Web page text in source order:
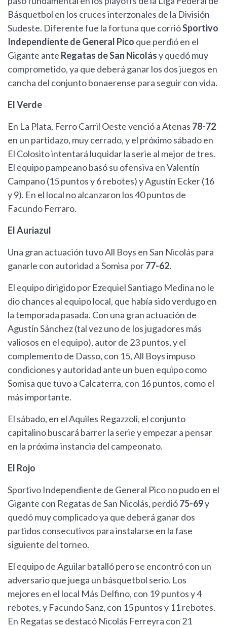
Básquetbol en los cruces interzonales de la División
Sudeste. Diferente fue la fortuna que corrióSportivo
Independiente de General Pico que perdió en el
Gigante ante Regatas de San Nicolásy quedó muy
comprometido, ya que deberá ganar los dos juegos en
cancha del conjunto bonaerense para seguir con vida.
El Verde
En La Plata, Ferro Carril Oeste venció a Atenas 78-72
en un partidazo, muy cerrado, y el próximo sábado en
El Colosito intentará luquidar la serie al mejor de tres.
El equipo pampeano basó su ofensiva en Valentín
Campano (15 puntos y 6 rebotes) y Agustín Ecker (16
y 9). En el local no alcanzaron los 40 puntos de
Facundo Ferraro.
El Auriazul
Una gran actuación tuvo All Boys en San Nicolás para
ganarle con autoridad a Somisa por77-62.
El equipo dirigido por Ezequiel Santiago Medina no le
dio chances al equipo local, que había sido verdugo en
la temporada pasada. Con una gran actuación de
Agustín Sánchez (tal vez uno de los jugadores más
valiosos en el equipo), autor de 23 puntos, y el
complemento de Dasso, con 15, All Boys impuso
condiciones y autoridad ante un buen equipo como
Somisa que tuvo a Calcaterra, con 16 puntos, como el
más importante.
El sábado, en el Aquiles Regazzoli, el conjunto
capitalino buscará barrer la serie y empezar a pensar
en la próxima instancia del campeonato.
El Rojo
Sportivo Independiente de General Pico no pudo en el
Gigante con Regatas de San Nicolás, perdió75-69y
quedó muy complicado ya que deberá ganar dos
partidos consecutivos para instalarse en la fase
siguiente del torneo.
El equipo de Aguilar batalló pero se encontró con un
adversario que juega un básquetbol serio. Los
mejores en el local Más Delfino, con 19 puntos y 4
rebotes, y Facundo Sanz, con 15 puntos y 11 rebotes.
En Regatas se destacó Nicolás Ferreyra con 21